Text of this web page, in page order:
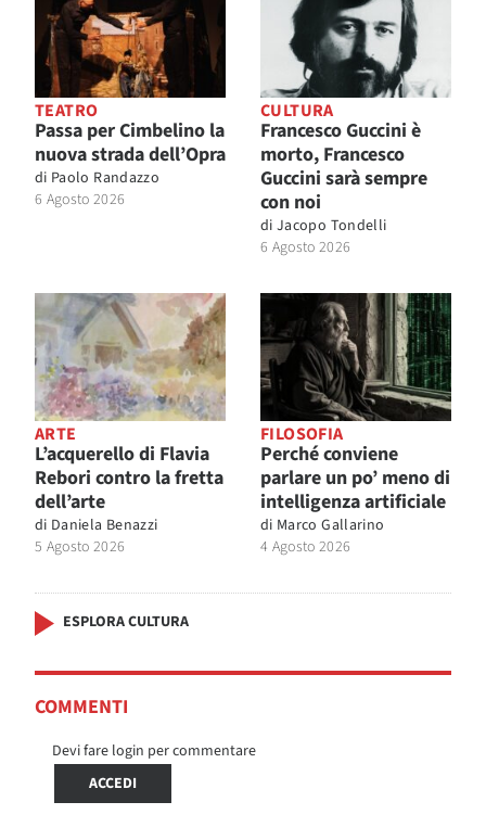
TEATRO
Passa per Cimbelino la
nuova strada dell’Opra
di Paolo Randazzo
6 Agosto 2026
CULTURA
Francesco Guccini è
morto, Francesco
Guccini sarà sempre
con noi
di Jacopo Tondelli
6 Agosto 2026
ARTE
L’acquerello di Flavia
Rebori contro la fretta
dell’arte
di Daniela Benazzi
5 Agosto 2026
FILOSOFIA
Perché conviene
parlare un po’ meno di
intelligenza artificiale
di Marco Gallarino
4 Agosto 2026
ESPLORA CULTURA
COMMENTI
Devi fare login per commentare
ACCEDI